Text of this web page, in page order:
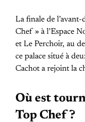
La finale de
Chef » à l’Espace
et Le Perchoir, au
ce palace situé à
Cachot a rejoint la
Où est
Top Chef ?